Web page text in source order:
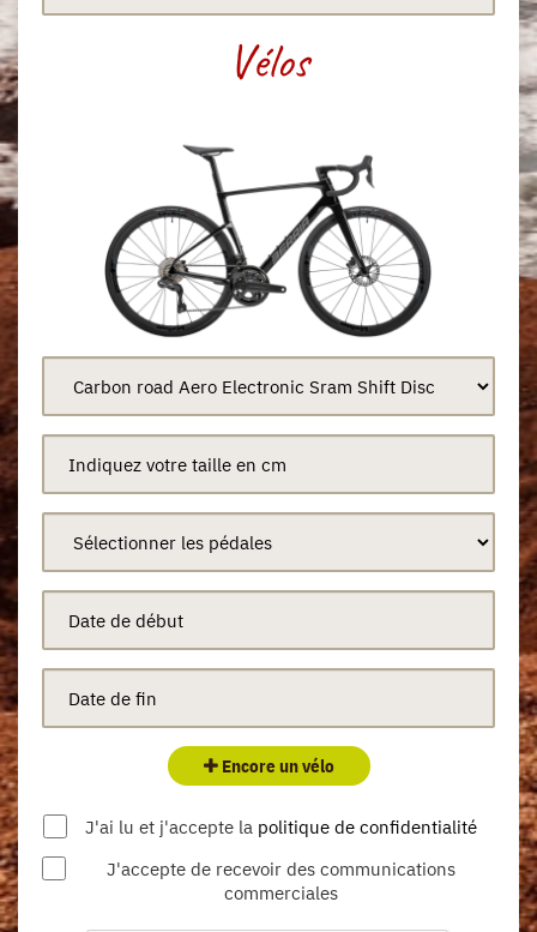
Vélos
Encore un vélo
J'ai lu et j'accepte la politique de confidentialité
J'accepte de recevoir des communications
commerciales